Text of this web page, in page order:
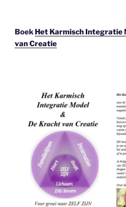
Boek Het Karmisch Integratie
van Creatie